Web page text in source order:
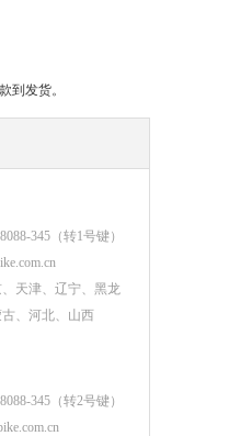
到发货。
345（转1号键）
天津、辽宁、黑龙
、河北、山西
345（转2号键）